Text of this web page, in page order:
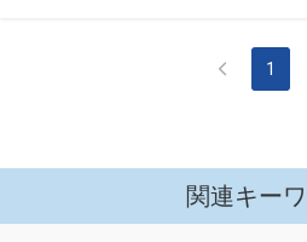
1
関連キー